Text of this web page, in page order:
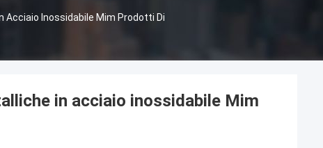
Inossidabile Mim Prodotti Di
in acciaio inossidabile Mim